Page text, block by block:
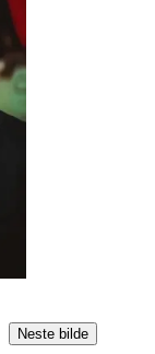
Neste bilde